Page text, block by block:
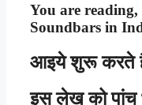
You are reading,
Soundbars in
आइये शुरू करते
इस लेख को पांच